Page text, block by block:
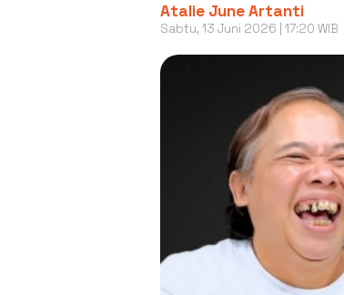
Atalie June Artanti
Sabtu, 13 Juni 2026 | 17:20 WIB